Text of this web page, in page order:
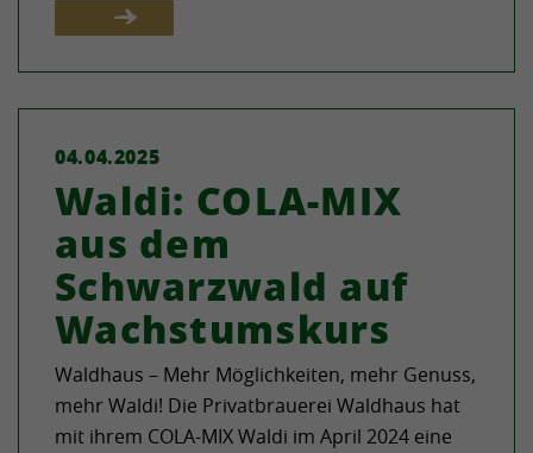
04.04.2025
Waldi: COLA-MIX
aus dem
Schwarzwald auf
Wachstumskurs
Waldhaus – Mehr Möglichkeiten, mehr Genuss,
mehr Waldi! Die Privatbrauerei Waldhaus hat
mit ihrem COLA-MIX Waldi im April 2024 eine